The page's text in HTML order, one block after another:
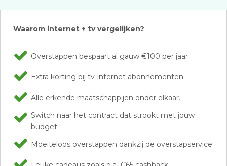
Waarom internet + tv vergelijken?
Overstappen bespaart al gauw €100 per jaar
Extra korting bij tv-internet abonnementen.
Alle erkende maatschappijen onder elkaar.
Switch naar het contract dat strookt met jouw
budget.
Moeiteloos overstappen dankzij de overstapservice.